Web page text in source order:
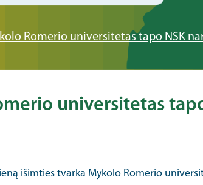
Romerio universitetas tapo NSK
universitetas
išimties tvarka Mykolo Romerio